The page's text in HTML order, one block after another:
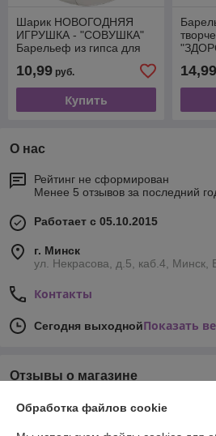
Шарик НОВОГОДНЯЯ
ИГРУШКА - "CОВУШКА"
Барельеф из гипса для
10,99 руб.
Купить
14,99
О нас
Рейтинг не сформирован
Менее 5 отзывов за последний
Работает с 05.10.2015
г. Минск
ул. Некрасова, д.5, каб.4, Минск,
Контакты
Сегодня выходнойПоказать
Отзывы о магазине
233 отзывов за всё время
Обработка файлов cookie